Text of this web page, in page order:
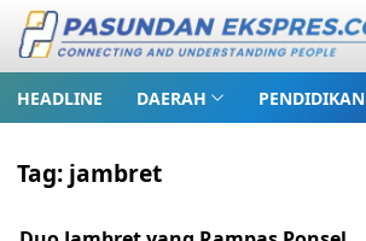
HEADLINE DAERAH PENDIDIKAN
Tag: jambret